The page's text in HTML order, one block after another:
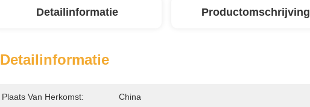
Detailinformatie Productomschrijving
Detailinformatie
Plaats Van Herkomst: China